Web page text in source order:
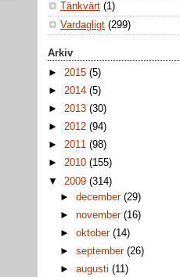
Tänkvärt (1)
Vardagligt (299)
Arkiv
► 2015 (5)
► 2014 (5)
► 2013 (30)
► 2012 (94)
► 2011 (98)
► 2010 (155)
▼ 2009 (314)
►december(29)
►november(16)
►oktober(14)
►september(26)
►augusti(11)